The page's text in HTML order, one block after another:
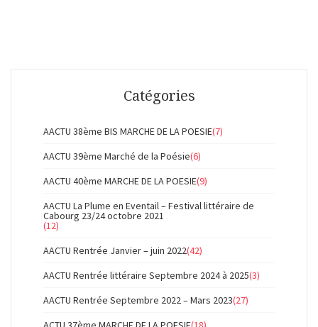
Catégories
AACTU 38ème BIS MARCHE DE LA POESIE(7)
AACTU 39ème Marché de la Poésie(6)
AACTU 40ème MARCHE DE LA POESIE(9)
AACTU La Plume en Eventail – Festival littéraire de
Cabourg 23/24 octobre 2021
(12)
AACTU Rentrée Janvier – juin 2022(42)
AACTU Rentrée littéraire Septembre 2024 à 2025(3)
AACTU Rentrée Septembre 2022 – Mars 2023(27)